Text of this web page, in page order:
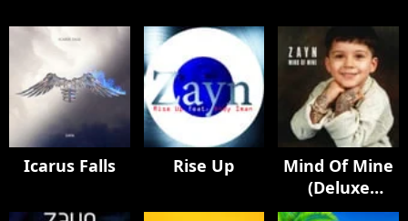
Icarus Falls Rise Up
Mind Of Mine
(Deluxe
Edition)